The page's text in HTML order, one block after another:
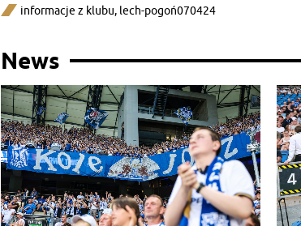
informacje z klubu, lech-pogoń070424
News